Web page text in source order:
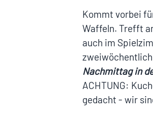
Kommt vorbei
Waffeln. Trefft
auch im
Nachmittag in
ACHTUNG:
gedacht - wir